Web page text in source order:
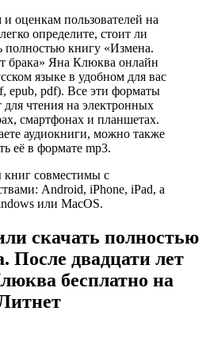
и оценкам пользователей на
определите, стоит ли
полностью книгу «Измена.
брака» Яна Клюква онлайн
языке в удобном для вас
epub, pdf). Все эти форматы
для чтения на электронных
смартфонах и планшетах.
аудиокниги, можно также
её в формате mp3.
совместимы с
Android, iPhone, iPad, а
или MacOS.
скачать полностью
После двадцати лет
бесплатно на